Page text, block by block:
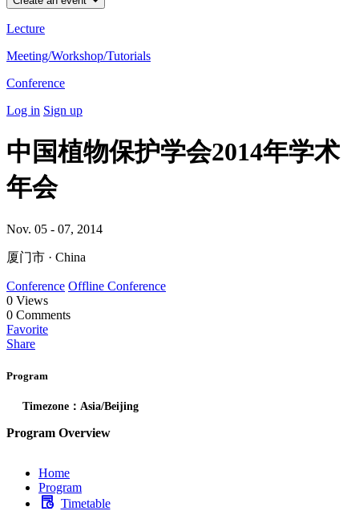
Lecture
Meeting/Workshop/Tutorials
Conference
Log in Sign up
中国植物保护学会2014年学术
年会
Nov. 05 - 07, 2014
厦门市 · China
Conference Offline Conference
0 Views
0 Comments
Favorite
Share
Program
Timezone：Asia/Beijing
Program Overview
Home
Program
Timetable